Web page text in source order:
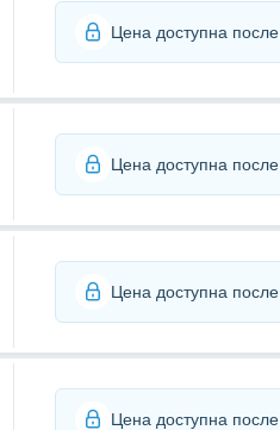
Цена доступна после
Цена доступна после
Цена доступна после
Цена доступна после